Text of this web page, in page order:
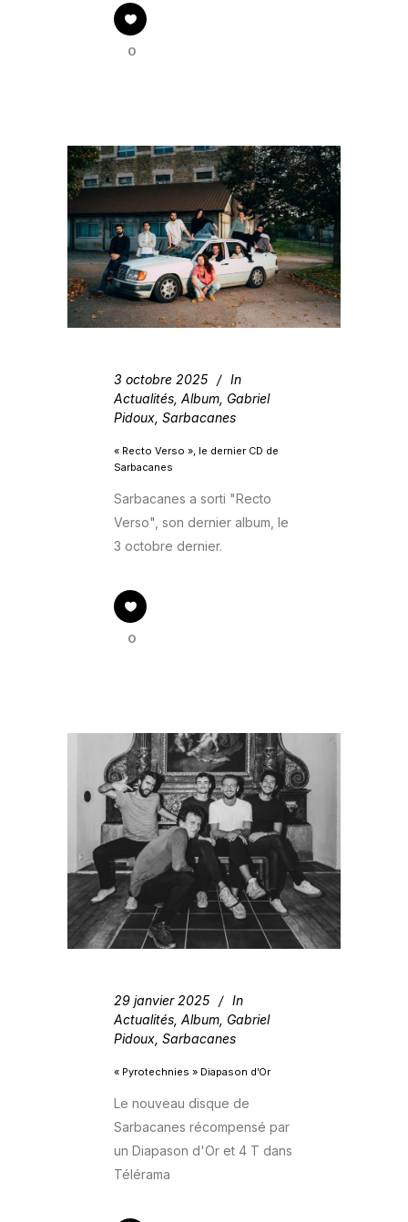
0
3 octobre 2025
In
Actualités Album Gabriel
Pidoux Sarbacanes
« Recto Verso », le dernier CD de
Sarbacanes
Sarbacanes a sorti "Recto
Verso", son dernier album, le
3 octobre dernier.
0
29 janvier 2025
In
Actualités Album Gabriel
Pidoux Sarbacanes
« Pyrotechnies » Diapason d’Or
Le nouveau disque de
Sarbacanes récompensé par
un Diapason d'Or et 4 T dans
Télérama